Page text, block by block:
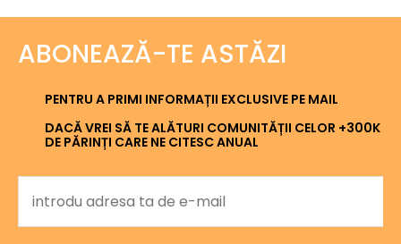
ABONEAZĂ-TE ASTĂZI
PENTRU A PRIMI INFORMAȚII EXCLUSIVE PE MAIL
DACĂ VREI SĂ TE ALĂTURI COMUNITĂȚII CELOR +300K
DE PĂRINȚI CARE NE CITESC ANUAL